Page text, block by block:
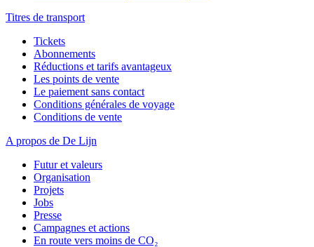
Titres de transport
Tickets
Abonnements
Réductions et tarifs avantageux
Les points de vente
Le paiement sans contact
Conditions générales de voyage
Conditions de vente
A propos de De Lijn
Futur et valeurs
Organisation
Projets
Jobs
Presse
Campagnes et actions
En route vers moins de CO₂